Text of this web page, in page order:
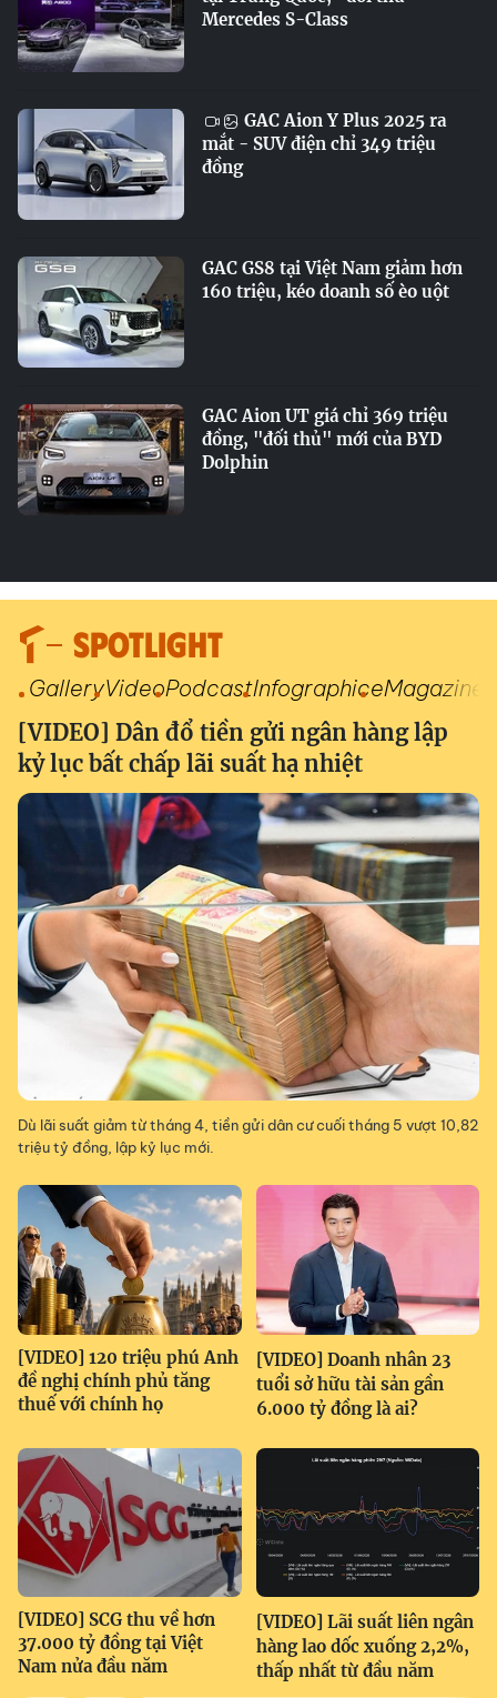
Mercedes S-Class
GAC Aion Y Plus 2025 ra
mắt - SUV điện chỉ 349 triệu
đồng
GAC GS8 tại Việt Nam giảm hơn
160 triệu, kéo doanh số èo uột
GAC Aion UT giá chỉ 369 triệu
đồng, "đối thủ" mới của BYD
Dolphin
SPOTLIGHT
GalleryVideoPodcastInfographiceMagazine
[VIDEO] Dân đổ tiền gửi ngân hàng lập
kỷ lục bất chấp lãi suất hạ nhiệt
Dù lãi suất giảm từ tháng 4, tiền gửi dân cư cuối tháng 5 vượt 10,82
triệu tỷ đồng, lập kỷ lục mới.
[VIDEO] 120 triệu phú Anh
đề nghị chính phủ tăng
thuế với chính họ
[VIDEO] Doanh nhân 23
tuổi sở hữu tài sản gần
6.000 tỷ đồng là ai?
[VIDEO] SCG thu về hơn
37.000 tỷ đồng tại Việt
Nam nửa đầu năm
[VIDEO] Lãi suất liên ngân
hàng lao dốc xuống 2,2%,
thấp nhất từ đầu năm